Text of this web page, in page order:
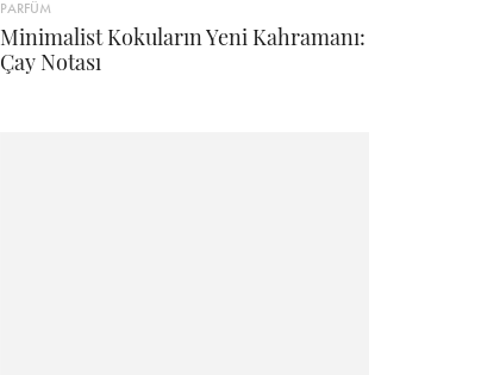
PARFÜM
Minimalist Kokuların Yeni Kahramanı:
Çay Notası